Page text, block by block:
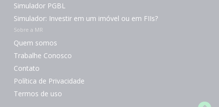
Simulador PGBL
Simulador: Investir em um imóvel ou em FIIs?
Sobre a MR
Quem somos
Trabalhe Conosco
Contato
Política de Privacidade
Termos de uso